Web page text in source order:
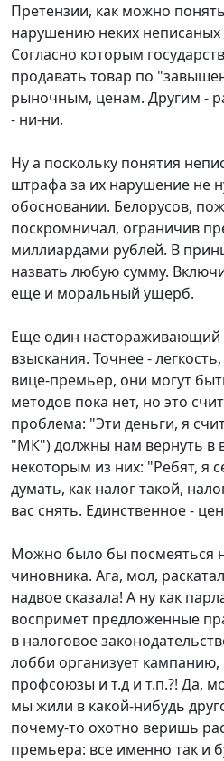
Претензии, как можно
нарушению неких неписаных
Согласно которым
продавать товар по
рыночным, ценам. Другим -
- ни-ни.
Ну а поскольку понятия
штрафа за их нарушение не
обосновании. Белорусов,
поскромничал, ограничив
миллиардами рублей. В
назвать любую сумму.
еще и моральный ущерб.
Еще один настораживающий
взыскания. Точнее -
вице-премьер, они могут
методов пока нет, но это
проблема: "Эти деньги, я
"МК") должны нам вернуть в
некоторым из них: "Ребят, я
думать, как налог такой,
вас снять. Единственное -
Можно было бы посмеяться
чиновника. Ага, мол,
надвое сказала! А ну как
воспримет предложенные
в налоговое
лобби организует
профсоюзы и т.д и т.п.?! Да,
мы жили в какой-нибудь
почему-то охотно веришь
премьера: все именно так и